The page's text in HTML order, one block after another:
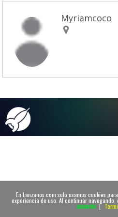
En Lanzanos.com solo usamos cookies
experiencia de uso. Al continuar navegando,
acuerdo |
Myriamcoco